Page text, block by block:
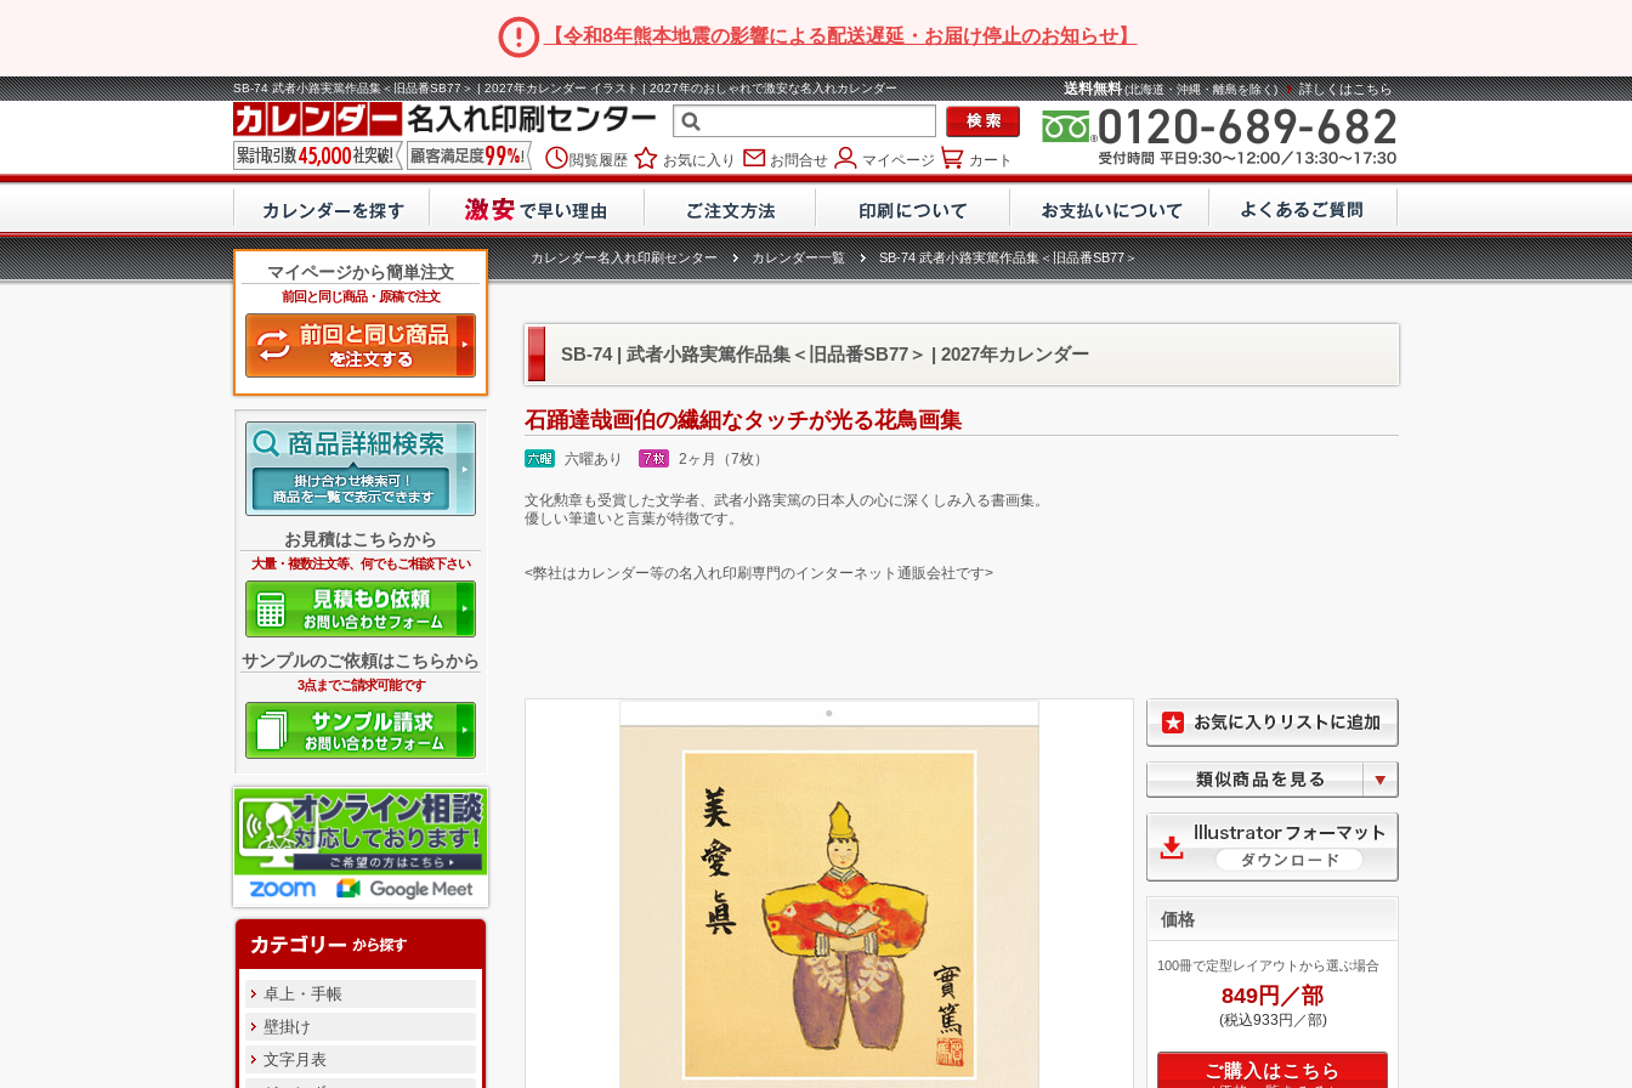
【令和8年熊本地震の影響による配送遅延・お届け停止のお知らせ】
SB-74 武者小路実篤作品集＜旧品番SB77＞ | 2027年カレンダー イラスト | 2027年のおしゃれで激安な名入れカレンダー 送料無料 (北海道・沖縄・離島を除く) 詳しくはこちら
閲覧履歴 お気に入り お問合せ マイページ カート
マイページから簡単注文
前回と同じ商品・原稿で注文
お見積はこちらから
大量・複数注文等、何でもご相談下さい
サンプルのご依頼はこちらから
3点までご請求可能です
卓上・手帳
壁掛け
文字月表
カレンダー名入れ印刷センター カレンダー一覧 SB-74 武者小路実篤作品集＜旧品番SB77＞
SB-74 | 武者小路実篤作品集＜旧品番SB77＞ | 2027年カレンダー
石踊達哉画伯の繊細なタッチが光る花鳥画集
六曜あり 2ヶ月（7枚）
文化勲章も受賞した文学者、武者小路実篤の日本人の心に深くしみ入る書画集。
優しい筆遣いと言葉が特徴です。
<弊社はカレンダー等の名入れ印刷専門のインターネット通販会社です>
価格
100冊で定型レイアウトから選ぶ場合
849円／部
(税込933円／部)
ご購入はこちら